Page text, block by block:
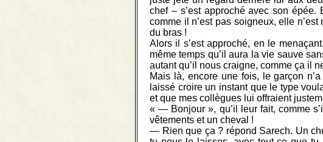
chef – s’est approché avec son
comme il n’est pas soigneux, elle
du bras !
Alors il s’est approché, en le
même temps qu’il aura la vie sauve
autant qu’il nous craigne, comme ça il
Mais là, encore une fois, le garçon
laissé croire un instant que le type
et que mes collègues lui offraient
« — Bonjour », qu’il leur fait, comme
vêtements et un cheval !
— Rien que ça ? répond Sarech. Un